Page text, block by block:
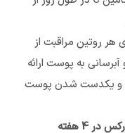
هر روتین مراقبت از
به پوست ارائه
و یکدست شدن پوست